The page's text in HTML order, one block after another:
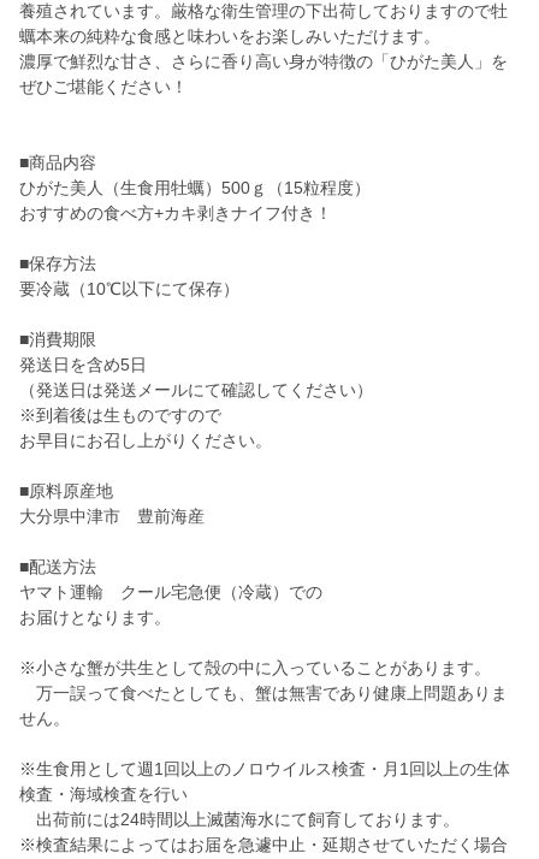
養殖されています。厳格な衛生管理の下出荷しておりますので牡
蠣本来の純粋な食感と味わいをお楽しみいただけます。
濃厚で鮮烈な甘さ、さらに香り高い身が特徴の「ひがた美人」を
ぜひご堪能ください！
■商品内容
ひがた美人（生食用牡蠣）500ｇ（15粒程度）
おすすめの食べ方+カキ剥きナイフ付き！
■保存方法
要冷蔵（10℃以下にて保存）
■消費期限
発送日を含め5日
（発送日は発送メールにて確認してください）
※到着後は生ものですので
お早目にお召し上がりください。
■原料原産地
大分県中津市 豊前海産
■配送方法
ヤマト運輸 クール宅急便（冷蔵）での
お届けとなります。
※小さな蟹が共生として殻の中に入っていることがあります。
万一誤って食べたとしても、蟹は無害であり健康上問題ありま
せん。
※生食用として週1回以上のノロウイルス検査・月1回以上の生体
検査・海域検査を行い
出荷前には24時間以上滅菌海水にて飼育しております。
※検査結果によってはお届を急遽中止・延期させていただく場合